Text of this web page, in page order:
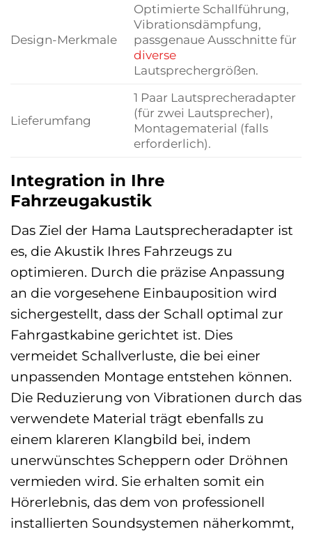
Design-Merkmale
Optimierte Schallführung,
Vibrationsdämpfung,
passgenaue Ausschnitte für
diverse
Lautsprechergrößen.
Lieferumfang
1 Paar Lautsprecheradapter
(für zwei Lautsprecher),
Montagematerial (falls
erforderlich).
Integration in Ihre
Fahrzeugakustik
Das Ziel der Hama Lautsprecheradapter ist
es, die Akustik Ihres Fahrzeugs zu
optimieren. Durch die präzise Anpassung
an die vorgesehene Einbauposition wird
sichergestellt, dass der Schall optimal zur
Fahrgastkabine gerichtet ist. Dies
vermeidet Schallverluste, die bei einer
unpassenden Montage entstehen können.
Die Reduzierung von Vibrationen durch das
verwendete Material trägt ebenfalls zu
einem klareren Klangbild bei, indem
unerwünschtes Scheppern oder Dröhnen
vermieden wird. Sie erhalten somit ein
Hörerlebnis, das dem von professionell
installierten Soundsystemen näherkommt,